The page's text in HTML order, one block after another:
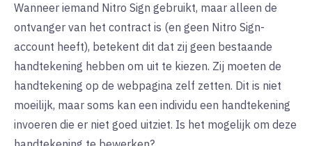
Wanneer iemand Nitro Sign gebruikt, maar alleen de
ontvanger van het contract is (en geen Nitro Sign-
account heeft), betekent dit dat zij geen bestaande
handtekening hebben om uit te kiezen. Zij moeten de
handtekening op de webpagina zelf zetten. Dit is niet
moeilijk, maar soms kan een individu een handtekening
invoeren die er niet goed uitziet. Is het mogelijk om deze